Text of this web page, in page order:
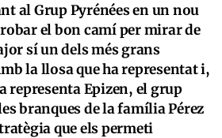
al Grup Pyrénées en un nou
el bon camí per mirar de
sí un dels més grans
la llosa que ha representat i,
representa Epizen, el grup
branques de la família Pérez
que els permeti